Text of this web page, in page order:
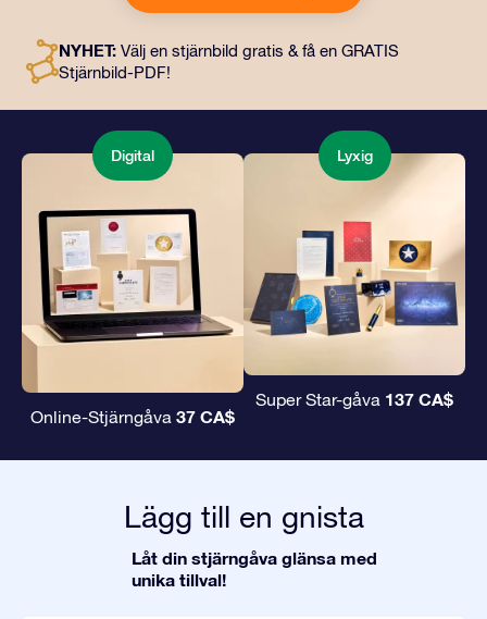
dokument och fri användning av våra appar. Det är ett
kära.
NYHET: Välj en stjärnbild gratis & få en GRATIS
Stjärnbild-PDF!
Digital
Online-Stjärngåva 37 CA$
Lyxig
Super Star-gåva 137 CA$
Lägg till en gnista
Låt din stjärngåva glänsa med
unika tillval!